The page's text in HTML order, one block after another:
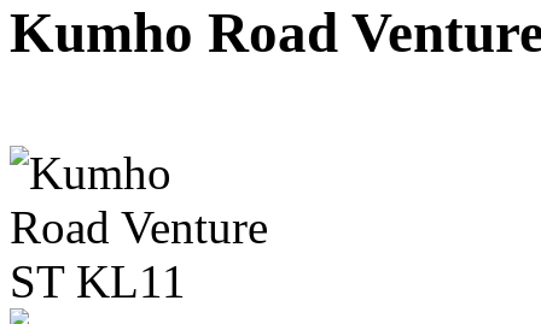
Kumho Road